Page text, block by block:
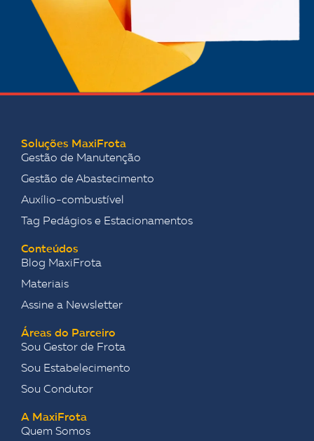
Soluções MaxiFrota
Gestão de Manutenção
Gestão de Abastecimento
Auxílio-combustível
Tag Pedágios e Estacionamentos
Conteúdos
Blog MaxiFrota
Materiais
Assine a Newsletter
Áreas do Parceiro
Sou Gestor de Frota
Sou Estabelecimento
Sou Condutor
A MaxiFrota
Quem Somos